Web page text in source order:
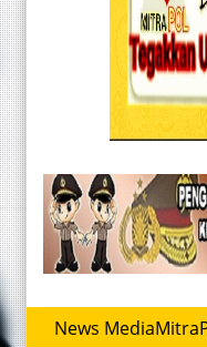
News Sabu